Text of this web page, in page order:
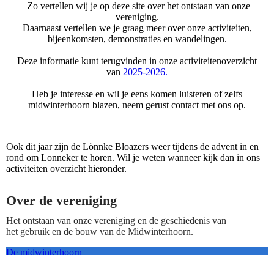
Zo vertellen wij je op deze site over het ontstaan van onze
vereniging.
Daarnaast vertellen we je graag meer over onze activiteiten,
bijeenkomsten, demonstraties en wandelingen.
Deze informatie kunt terugvinden in onze activiteitenoverzicht
van 2025-2026.
Heb je interesse en wil je eens komen luisteren of zelfs
midwinterhoorn blazen, neem gerust contact met ons op.
Ook dit jaar zijn de Lönnke Bloazers weer tijdens de advent in en
rond om Lonneker te horen. Wil je weten wanneer kijk dan in ons
activiteiten overzicht hieronder.
Over de vereniging
Het ontstaan van onze vereniging en de geschiedenis van
het gebruik en de bouw van de Midwinterhoorn.
De midwinterhoorn